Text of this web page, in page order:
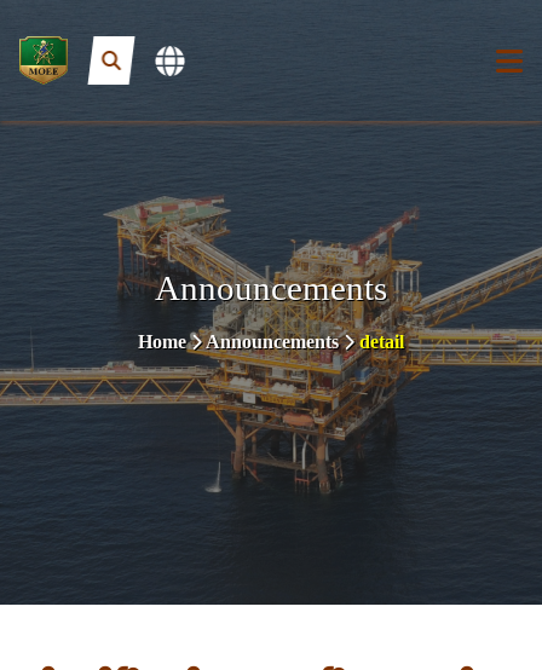
Announcements
Home Announcements detail